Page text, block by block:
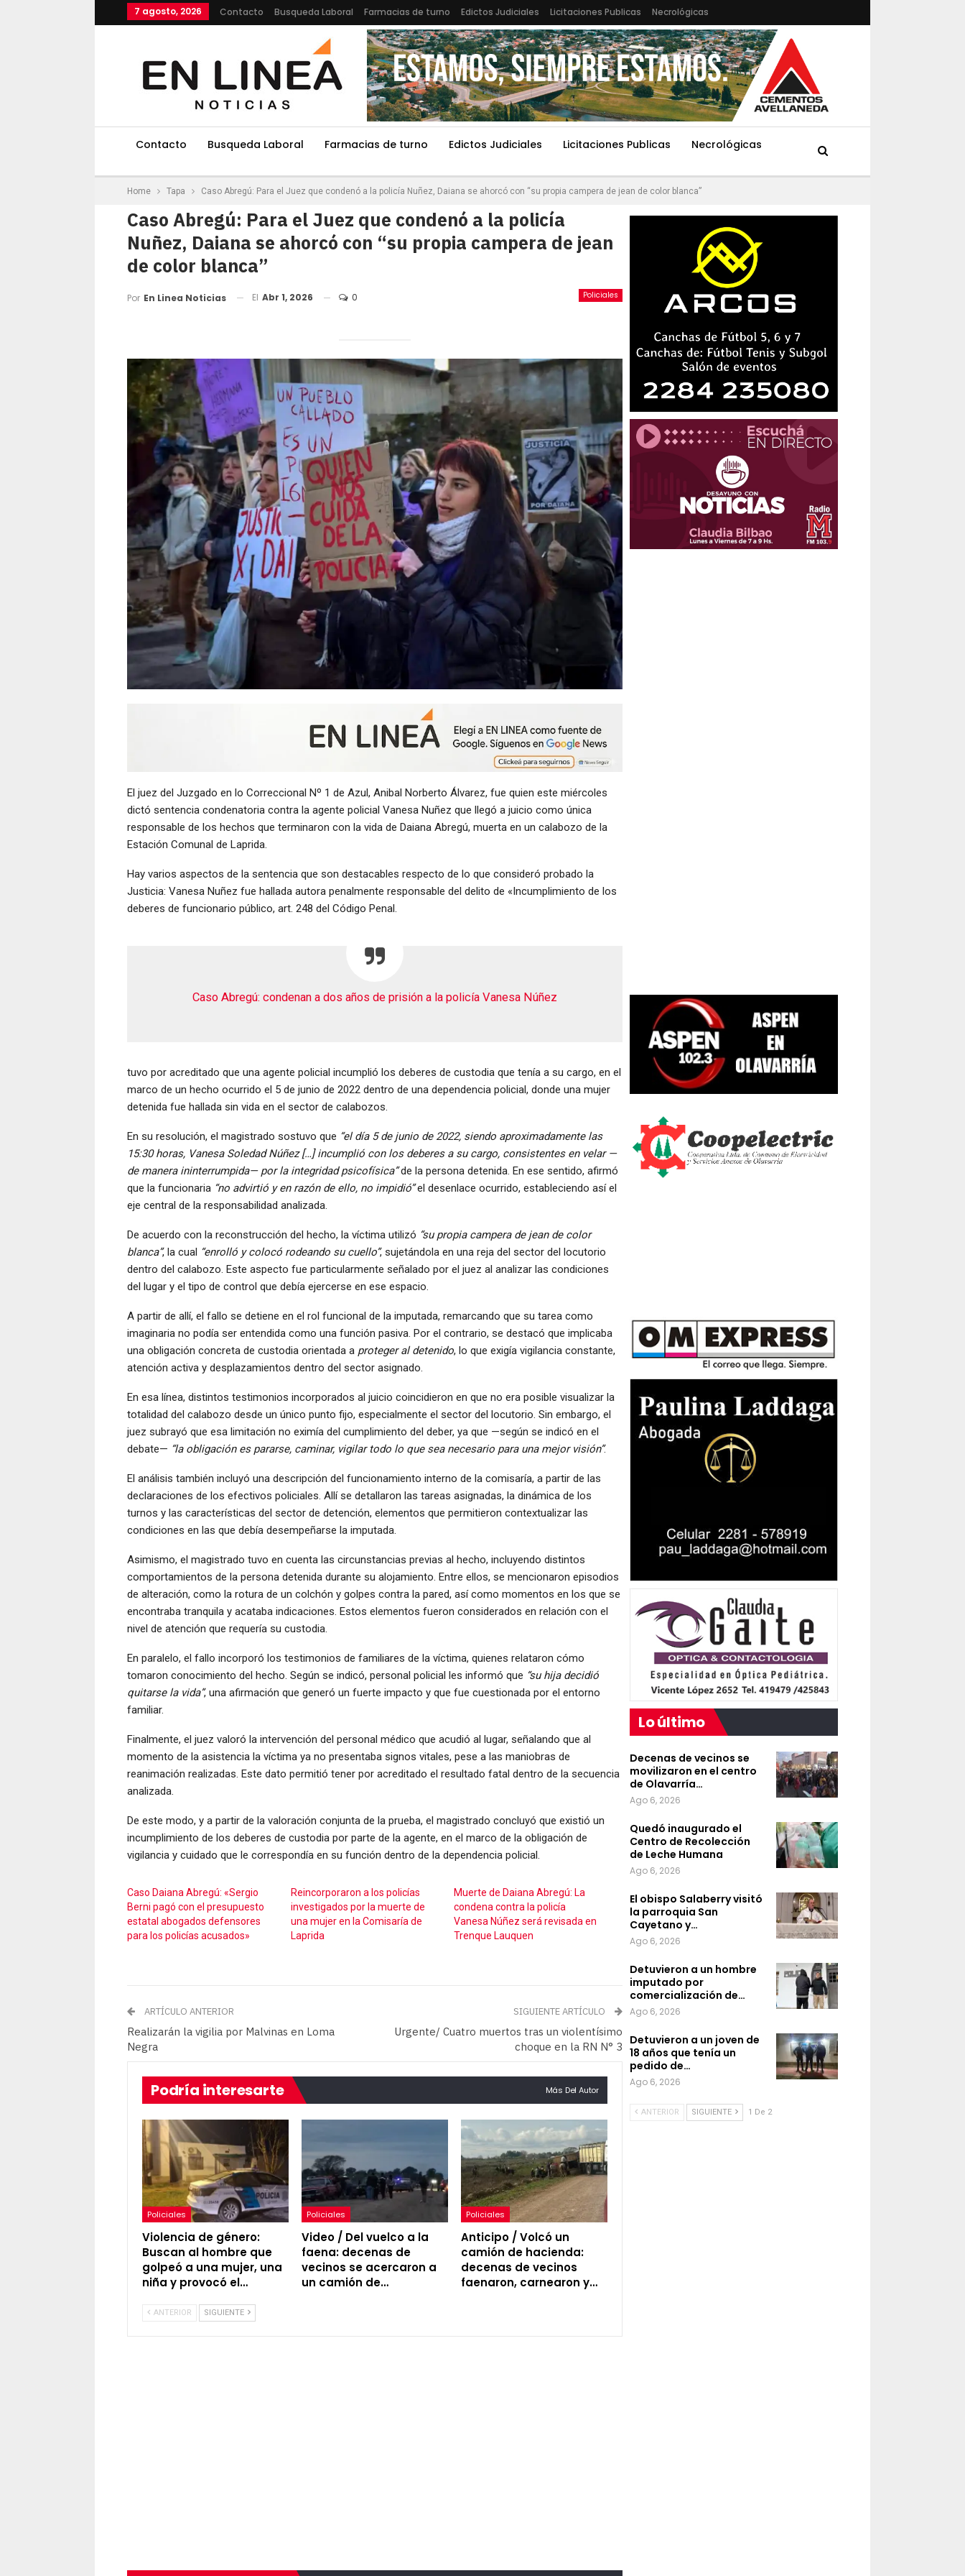
7 agosto, 2026 Contacto Busqueda Laboral Farmacias de turno Edictos Judiciales Licitaciones Publicas Necrológicas
Contacto Busqueda Laboral Farmacias de turno Edictos Judiciales Licitaciones Publicas Necrológicas
Home Tapa Caso Abregú: Para el Juez que condenó a la policía Nuñez, Daiana se ahorcó con “su propia campera de jean de color blanca”
Caso Abregú: Para el Juez que condenó a la policía
Nuñez, Daiana se ahorcó con “su propia campera de jean
de color blanca”
Policiales
Por En Linea Noticias El Abr 1, 2026 0
El juez del Juzgado en lo Correccional Nº 1 de Azul, Anibal Norberto Álvarez, fue quien este miércoles
dictó sentencia condenatoria contra la agente policial Vanesa Nuñez que llegó a juicio como única
responsable de los hechos que terminaron con la vida de Daiana Abregú, muerta en un calabozo de la
Estación Comunal de Laprida.
Hay varios aspectos de la sentencia que son destacables respecto de lo que consideró probado la
Justicia: Vanesa Nuñez fue hallada autora penalmente responsable del delito de «Incumplimiento de los
deberes de funcionario público, art. 248 del Código Penal.
Caso Abregú: condenan a dos años de prisión a la policía Vanesa Núñez
tuvo por acreditado que una agente policial incumplió los deberes de custodia que tenía a su cargo, en el
marco de un hecho ocurrido el 5 de junio de 2022 dentro de una dependencia policial, donde una mujer
detenida fue hallada sin vida en el sector de calabozos.
En su resolución, el magistrado sostuvo que “el día 5 de junio de 2022, siendo aproximadamente las
15:30 horas, Vanesa Soledad Núñez […] incumplió con los deberes a su cargo, consistentes en velar —
de manera ininterrumpida— por la integridad psicofísica”de la persona detenida. En ese sentido, afirmó
que la funcionaria “no advirtió y en razón de ello, no impidió”el desenlace ocurrido, estableciendo así el
eje central de la responsabilidad analizada.
De acuerdo con la reconstrucción del hecho, la víctima utilizó “su propia campera de jean de color
blanca”, la cual “enrolló y colocó rodeando su cuello”, sujetándola en una reja del sector del locutorio
dentro del calabozo. Este aspecto fue particularmente señalado por el juez al analizar las condiciones
del lugar y el tipo de control que debía ejercerse en ese espacio.
A partir de allí, el fallo se detiene en el rol funcional de la imputada, remarcando que su tarea como
imaginaria no podía ser entendida como una función pasiva. Por el contrario, se destacó que implicaba
una obligación concreta de custodia orientada a proteger al detenido, lo que exigía vigilancia constante,
atención activa y desplazamientos dentro del sector asignado.
En esa línea, distintos testimonios incorporados al juicio coincidieron en que no era posible visualizar la
totalidad del calabozo desde un único punto fijo, especialmente el sector del locutorio. Sin embargo, el
juez subrayó que esa limitación no eximía del cumplimiento del deber, ya que —según se indicó en el
debate— “la obligación es pararse, caminar, vigilar todo lo que sea necesario para una mejor visión”.
El análisis también incluyó una descripción del funcionamiento interno de la comisaría, a partir de las
declaraciones de los efectivos policiales. Allí se detallaron las tareas asignadas, la dinámica de los
turnos y las características del sector de detención, elementos que permitieron contextualizar las
condiciones en las que debía desempeñarse la imputada.
Asimismo, el magistrado tuvo en cuenta las circunstancias previas al hecho, incluyendo distintos
comportamientos de la persona detenida durante su alojamiento. Entre ellos, se mencionaron episodios
de alteración, como la rotura de un colchón y golpes contra la pared, así como momentos en los que se
encontraba tranquila y acataba indicaciones. Estos elementos fueron considerados en relación con el
nivel de atención que requería su custodia.
En paralelo, el fallo incorporó los testimonios de familiares de la víctima, quienes relataron cómo
tomaron conocimiento del hecho. Según se indicó, personal policial les informó que “su hija decidió
quitarse la vida”, una afirmación que generó un fuerte impacto y que fue cuestionada por el entorno
familiar.
Finalmente, el juez valoró la intervención del personal médico que acudió al lugar, señalando que al
momento de la asistencia la víctima ya no presentaba signos vitales, pese a las maniobras de
reanimación realizadas. Este dato permitió tener por acreditado el resultado fatal dentro de la secuencia
analizada.
De este modo, y a partir de la valoración conjunta de la prueba, el magistrado concluyó que existió un
incumplimiento de los deberes de custodia por parte de la agente, en el marco de la obligación de
vigilancia y cuidado que le correspondía en su función dentro de la dependencia policial.
Caso Daiana Abregú: «Sergio
Berni pagó con el presupuesto
estatal abogados defensores
para los policías acusados»
Reincorporaron a los policías
investigados por la muerte de
una mujer en la Comisaría de
Laprida
Muerte de Daiana Abregú: La
condena contra la policía
Vanesa Núñez será revisada en
Trenque Lauquen
ARTÍCULO ANTERIOR
Realizarán la vigilia por Malvinas en Loma
Negra
SIGUIENTE ARTÍCULO
Urgente/ Cuatro muertos tras un violentísimo
choque en la RN N° 3
Podría interesarte Más Del Autor
Policiales
Violencia de género:
Buscan al hombre que
golpeó a una mujer, una
niña y provocó el…
Policiales
Video / Del vuelco a la
faena: decenas de
vecinos se acercaron a
un camión de…
Policiales
Anticipo / Volcó un
camión de hacienda:
decenas de vecinos
faenaron, carnearon y…
ANTERIOR SIGUIENTE
Lo último
Decenas de vecinos se
movilizaron en el centro
de Olavarría…
Ago 6, 2026
Quedó inaugurado el
Centro de Recolección
de Leche Humana
Ago 6, 2026
El obispo Salaberry visitó
la parroquia San
Cayetano y…
Ago 6, 2026
Detuvieron a un hombre
imputado por
comercialización de…
Ago 6, 2026
Detuvieron a un joven de
18 años que tenía un
pedido de…
Ago 6, 2026
ANTERIOR SIGUIENTE 1 De 2